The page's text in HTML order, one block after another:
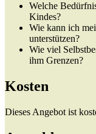
Welche
Kindes?
Wie kann ich
unterstützen?
Wie viel
ihm Grenzen?
Kosten
Dieses Angebot ist